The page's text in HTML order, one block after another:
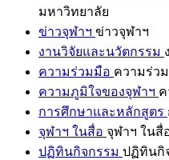
มหาวิทยาลัย
ข่าวจุฬาฯ ข่าวจุฬาฯ
งานวิจัยและนวัตกรรม
ความร่วมมือ ความร่ว
ความภูมิใจของจุฬาฯ
การศึกษาและหลักสูตร
จุฬาฯ ในสื่อ จุฬาฯ ในสื่
ปฏิทินกิจกรรม ปฏิทินกิ